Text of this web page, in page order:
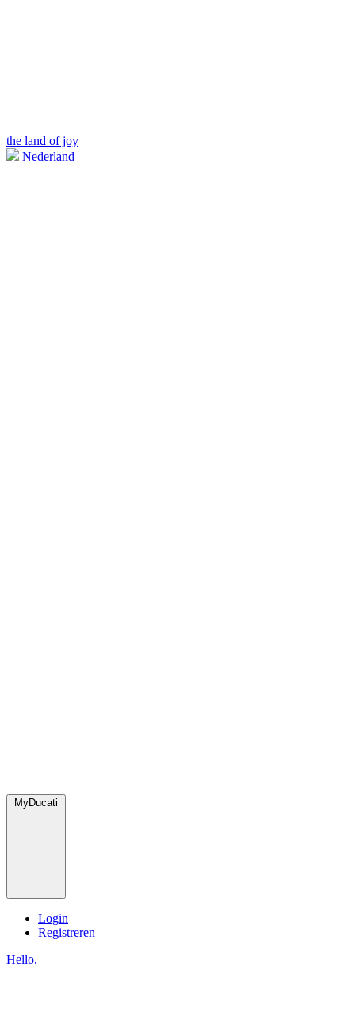
the land of joy
Nederland
MyDucati
Login
Registreren
Hello,